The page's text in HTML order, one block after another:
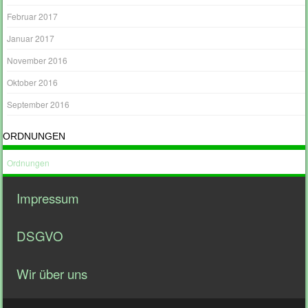
Februar 2017
Januar 2017
November 2016
Oktober 2016
September 2016
ORDNUNGEN
Ordnungen
Impressum
DSGVO
Wir über uns